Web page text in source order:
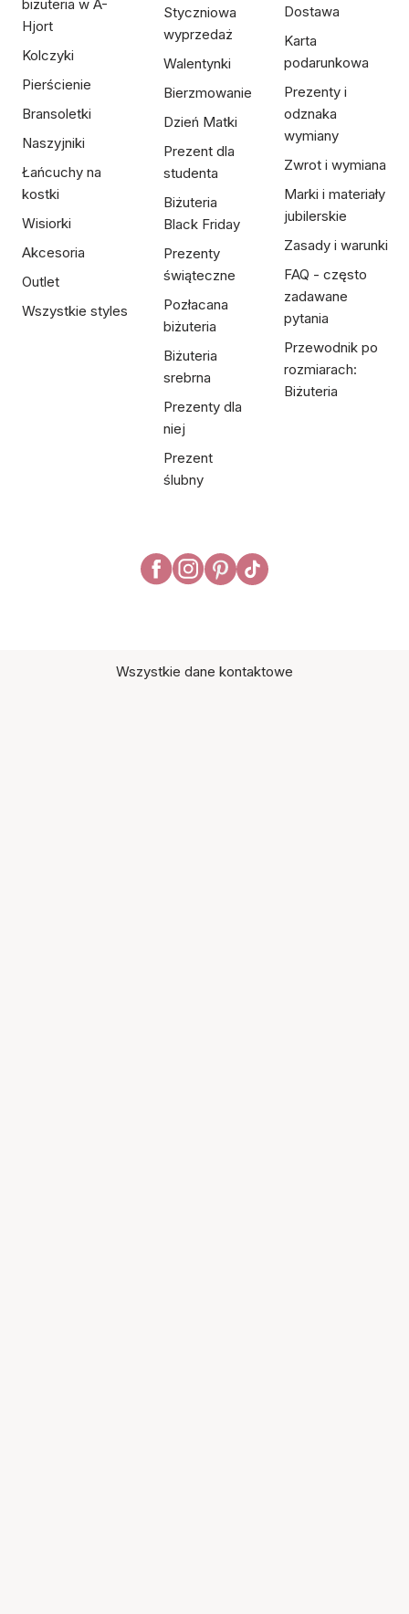
biżuteria w A-
Hjort
Kolczyki
Pierścienie
Bransoletki
Naszyjniki
Łańcuchy na
kostki
Wisiorki
Akcesoria
Outlet
Wszystkie styles
Styczniowa
wyprzedaż
Walentynki
Bierzmowanie
Dzień Matki
Prezent dla
studenta
Biżuteria
Black Friday
Prezenty
świąteczne
Pozłacana
biżuteria
Biżuteria
srebrna
Prezenty dla
niej
Prezent
ślubny
Dostawa
Karta
podarunkowa
Prezenty i
odznaka
wymiany
Zwrot i wymiana
Marki i materiały
jubilerskie
Zasady i warunki
FAQ - często
zadawane
pytania
Przewodnik po
rozmiarach:
Biżuteria
Wszystkie dane kontaktowe